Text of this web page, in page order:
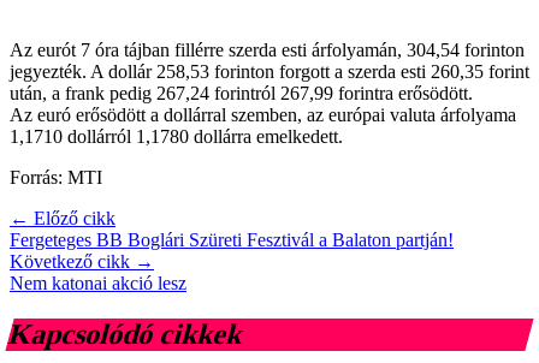
Az eurót 7 óra tájban fillérre szerda esti árfolyamán, 304,54 forinton
jegyezték. A dollár 258,53 forinton forgott a szerda esti 260,35 forint
után, a frank pedig 267,24 forintról 267,99 forintra erősödött.
Az euró erősödött a dollárral szemben, az európai valuta árfolyama
1,1710 dollárról 1,1780 dollárra emelkedett.
Forrás: MTI
← Előző cikk
Fergeteges BB Boglári Szüreti Fesztivál a Balaton partján!
Következő cikk →
Nem katonai akció lesz
Kapcsolódó cikkek